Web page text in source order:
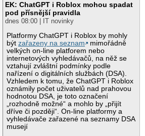
EK: ChatGPT i Roblox mohou spadat
pod přísnější pravidla
dnes 08:00 | IT novinky
Platformy ChatGPT i Roblox by mohly
býtzařazeny na seznam
mimořádně
velkých on-line platforem nebo
internetových vyhledávačů, na něž se
vztahují zvláštní podmínky podle
nařízení o digitálních službách (DSA).
Vzhledem k tomu, že ChatGPT i Roblox
oznámily počet uživatelů nad prahovou
hodnotou DSA, je toto označení
„rozhodně možné“ a mohlo by „přijít
dříve či později“. On-line platformy a
vyhledávače zařazené na seznamy DSA
musejí